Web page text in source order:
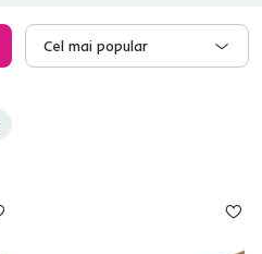
Cel mai popular